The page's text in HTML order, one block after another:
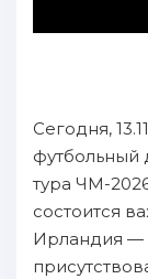
Сегодня,
футбольный
тура ЧМ-
состоится
Ирландия —